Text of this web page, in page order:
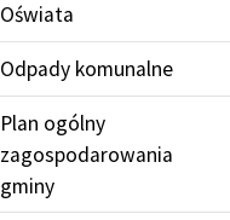
Oświata
Odpady komunalne
Plan ogólny
zagospodarowania
gminy